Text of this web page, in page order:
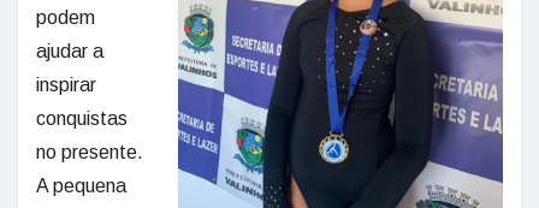
podem
ajudar a
inspirar
conquistas
no presente.
A pequena